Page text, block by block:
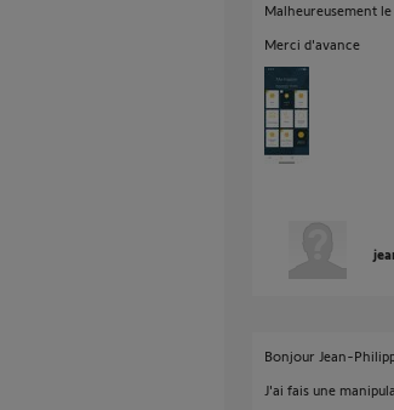
Malheureusement
Merci d'avance
Bonjour Jean-
J'ai fais une